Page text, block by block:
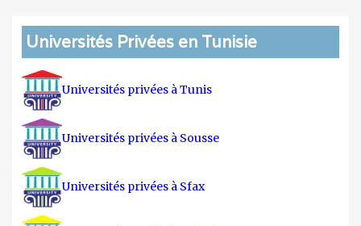
Universités Privées en Tunisie
Universités privées à Tunis
Universités privées à Sousse
Universités privées à Sfax